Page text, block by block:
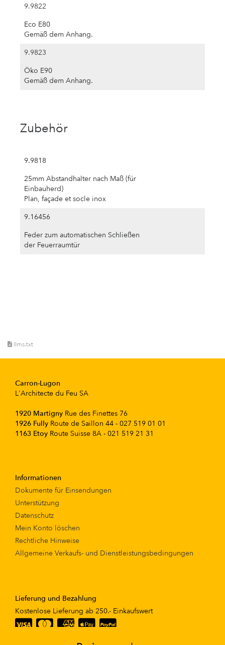
9.9822
Eco E80
Gemäß dem Anhang.
9.9823
Öko E90
Gemäß dem Anhang.
Zubehör
9.9818
25mm Abstandhalter nach Maß (für
Einbauherd)
Plan, façade et socle inox
9.16456
Feder zum automatischen Schließen
der Feuerraumtür
llms.txt
Carron-Lugon
L'Architecte du Feu SA
1920 Martigny Rue des Finettes 76
1926 Fully Route de Saillon 44 - 027 519 01 01
1163 Etoy Route Suisse 8A - 021 519 21 31
Informationen
Dokumente für Einsendungen
Unterstützung
Datenschutz
Mein Konto löschen
Rechtliche Hinweise
Allgemeine Verkaufs- und Dienstleistungsbedingungen
Lieferung und Bezahlung
Kostenlose Lieferung ab 250.- Einkaufswert